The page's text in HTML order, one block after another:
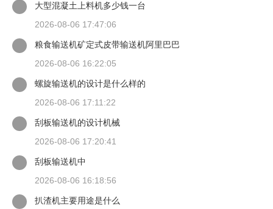
大型混凝土上料机多少钱一台
2026-08-06 17:47:06
粮食输送机矿定式皮带输送机阿里巴巴
2026-08-06 16:22:05
螺旋输送机的设计是什么样的
2026-08-06 17:11:22
刮板输送机的设计机械
2026-08-06 17:20:41
刮板输送机中
2026-08-06 16:18:56
扒渣机主要用途是什么